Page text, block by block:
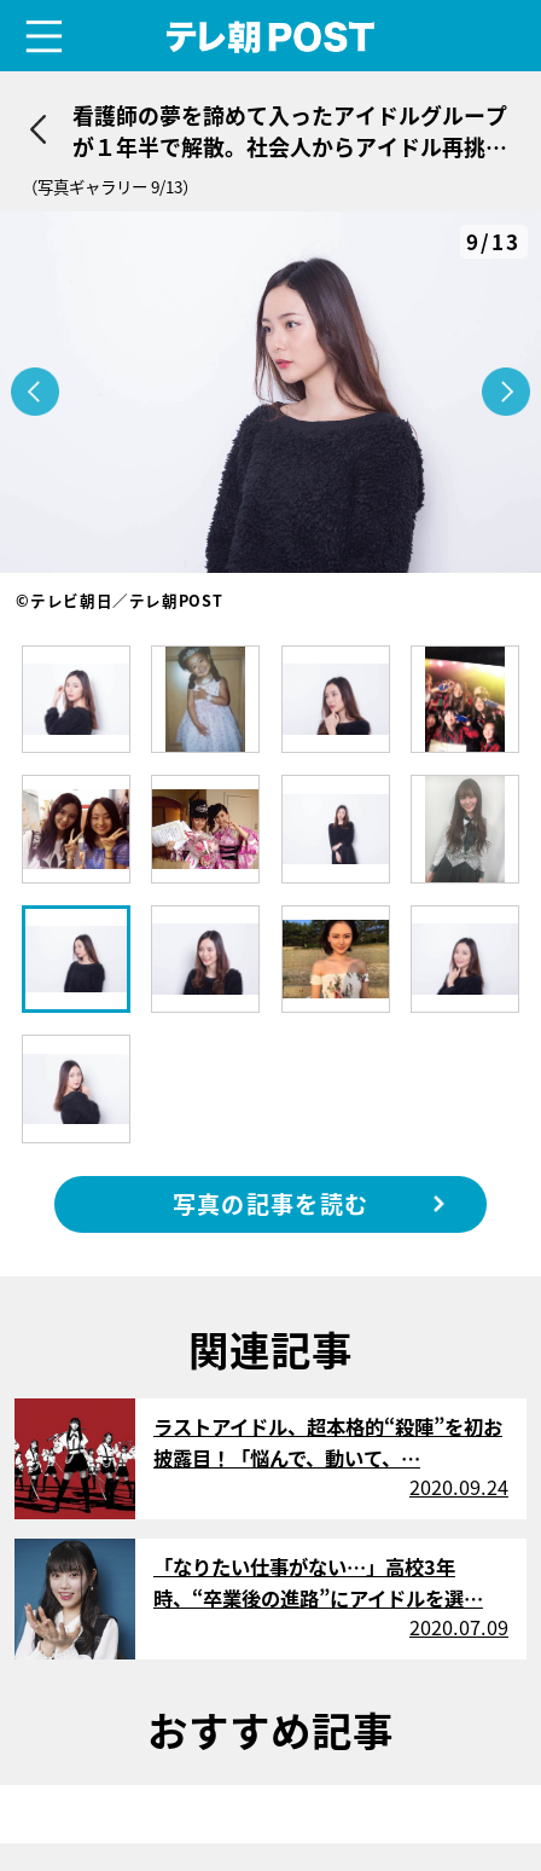
看護師の夢を諦めて入ったアイドルグループ
が１年半で解散。社会人からアイドル再挑戦
した少女＜池松愛理＞
（写真ギャラリー 9/13）
9/13
©テレビ朝日／テレ朝POST
写真の記事を読む
関連記事
サムネイル
ラストアイドル、超本格的“殺陣”を初お
披露目！「悩んで、動いて、…
2020.09.24
サムネイル
「なりたい仕事がない…」高校3年
時、“卒業後の進路”にアイドルを選…
2020.07.09
おすすめ記事